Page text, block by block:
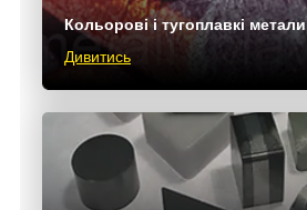
Кольорові і тугоплавкі метали
Дивитись